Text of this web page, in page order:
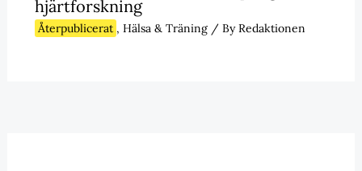
hjärtforskning
Återpublicerat , Hälsa & Träning/ ByRedaktionen